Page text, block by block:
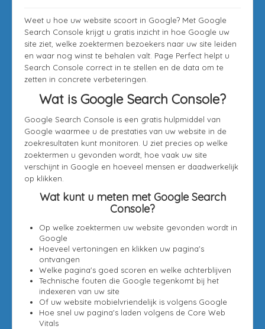
Weet u hoe uw website scoort in Google? Met Google
Search Console krijgt u gratis inzicht in hoe Google uw
site ziet, welke zoektermen bezoekers naar uw site leiden
en waar nog winst te behalen valt. Page Perfect helpt u
Search Console correct in te stellen en de data om te
zetten in concrete verbeteringen.
Wat is Google Search Console?
Google Search Console is een gratis hulpmiddel van
Google waarmee u de prestaties van uw website in de
zoekresultaten kunt monitoren. U ziet precies op welke
zoektermen u gevonden wordt, hoe vaak uw site
verschijnt in Google en hoeveel mensen er daadwerkelijk
op klikken.
Wat kunt u meten met Google Search
Console?
Op welke zoektermen uw website gevonden wordt in
Google
Hoeveel vertoningen en klikken uw pagina's
ontvangen
Welke pagina's goed scoren en welke achterblijven
Technische fouten die Google tegenkomt bij het
indexeren van uw site
Of uw website mobielvriendelijk is volgens Google
Hoe snel uw pagina's laden volgens de Core Web
Vitals